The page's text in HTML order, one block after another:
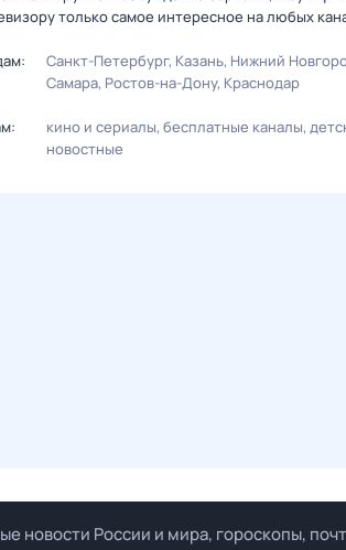
только самое интересное на любых
Санкт-Петербург Казань Нижний
Самара Ростов-на-Дону Краснодар
кино и сериалы бесплатные каналы
новостные
новости России и мира, гороскопы,